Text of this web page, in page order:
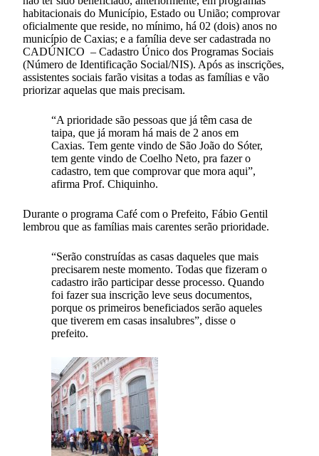
habitacionais do Município, Estado ou União; comprovar
oficialmente que reside, no mínimo, há 02 (dois) anos no
município de Caxias; e a família deve ser cadastrada no
CADÚNICO – Cadastro Único dos Programas Sociais
(Número de Identificação Social/NIS). Após as inscrições,
assistentes sociais farão visitas a todas as famílias e vão
priorizar aquelas que mais precisam.
“A prioridade são pessoas que já têm casa de
taipa, que já moram há mais de 2 anos em
Caxias. Tem gente vindo de São João do Sóter,
tem gente vindo de Coelho Neto, pra fazer o
cadastro, tem que comprovar que mora aqui”,
afirma Prof. Chiquinho.
Durante o programa Café com o Prefeito, Fábio Gentil
lembrou que as famílias mais carentes serão prioridade.
“Serão construídas as casas daqueles que mais
precisarem neste momento. Todas que fizeram o
cadastro irão participar desse processo. Quando
foi fazer sua inscrição leve seus documentos,
porque os primeiros beneficiados serão aqueles
que tiverem em casas insalubres”, disse o
prefeito.